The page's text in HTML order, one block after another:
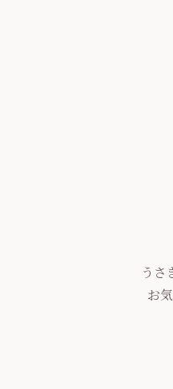
うさ
お